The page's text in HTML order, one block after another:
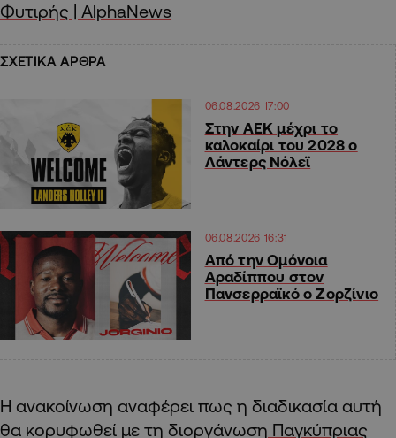
Φυτιρής | AlphaNews
ΣΧΕΤΙΚΑ ΑΡΘΡΑ
06.08.2026 17:00
Στην ΑΕΚ μέχρι το
καλοκαίρι του 2028 ο
Λάντερς Νόλεϊ
06.08.2026 16:31
Από την Ομόνοια
Αραδίππου στον
Πανσερραϊκό ο Ζορζίνιο
Η ανακοίνωση αναφέρει πως η διαδικασία αυτή
θα κορυφωθεί με τη διοργάνωση Παγκύπριας